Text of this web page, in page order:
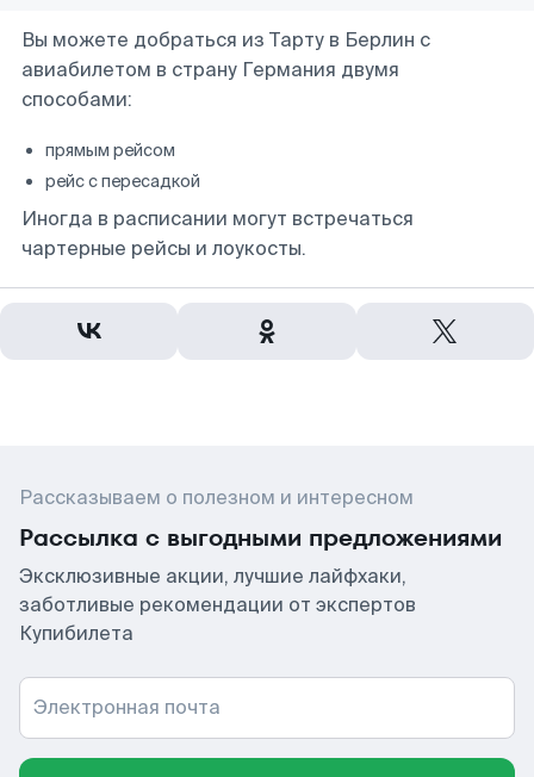
Вы можете добраться из Тарту в Берлин с
авиабилетом в страну Германия двумя
способами:
прямым рейсом
рейс с пересадкой
Иногда в расписании могут встречаться
чартерные рейсы и лоукосты.
Рассказываем о полезном и интересном
Рассылка с выгодными предложениями
Эксклюзивные акции, лучшие лайфхаки,
заботливые рекомендации от экспертов
Купибилета
Электронная почта